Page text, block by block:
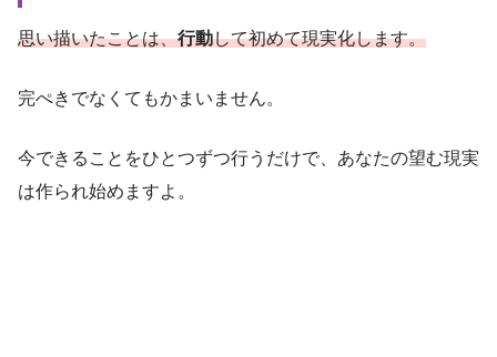
思い描いたことは、行動して初めて現実化します。
完ぺきでなくてもかまいません。
今できることをひとつずつ行うだけで、あなたの望む現実
は作られ始めますよ。